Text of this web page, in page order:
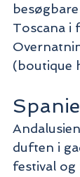
Toscana i
(boutique
duften i
festival